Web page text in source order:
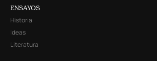
ENSAYOS
Historia
Ideas
Literatura